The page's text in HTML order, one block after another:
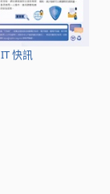
IT 快訊